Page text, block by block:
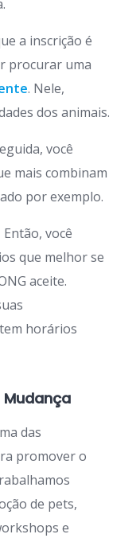
a inscrição é
procurar uma
. Nele,
dos animais.
você
mais combinam
por exemplo.
Então, você
que melhor se
aceite.
horários
Mudança
das
promover o
de pets,
e